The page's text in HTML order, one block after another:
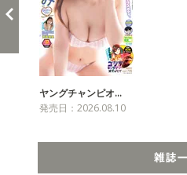
ヤングチャンピオ…
発売日：2026.08.10